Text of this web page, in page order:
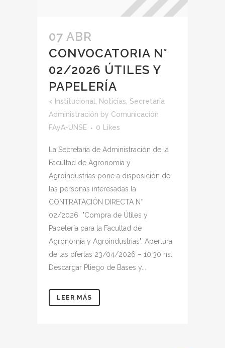
07 ABR
CONVOCATORIA N°
02/2026 ÚTILES Y
PAPELERÍA
< Institucional Noticias Secretaría
Administración by Comunicación
FAyA-UNSE
0 Likes
La Secretaría de Administración de la
Facultad de Agronomía y
Agroindustrias pone a disposición de
las personas interesadas la
CONTRATACIÓN DIRECTA N°
02/2026 "Compra de Útiles y
Papelería para la Facultad de
Agronomía y Agroindustrias". Apertura
de las ofertas 23/04/2026 – 10:30 hs.
Descargar Pliego de Bases y...
LEER MÁS